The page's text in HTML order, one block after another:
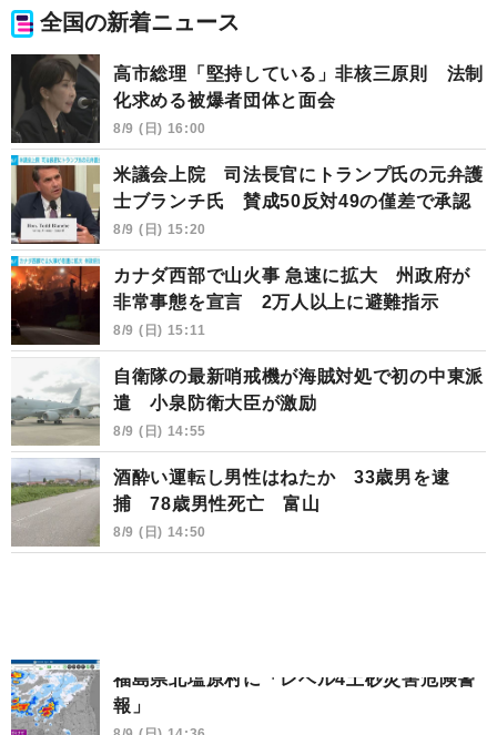
全国の新着ニュース
高市総理「堅持している」非核三原則 法制
化求める被爆者団体と面会
8/9 (日) 16:00
米議会上院 司法長官にトランプ氏の元弁護
士ブランチ氏 賛成50反対49の僅差で承認
8/9 (日) 15:20
カナダ西部で山火事 急速に拡大 州政府が
非常事態を宣言 2万人以上に避難指示
8/9 (日) 15:11
自衛隊の最新哨戒機が海賊対処で初の中東派
遣 小泉防衛大臣が激励
8/9 (日) 14:55
酒酔い運転し男性はねたか 33歳男を逮
捕 78歳男性死亡 富山
8/9 (日) 14:50
福島県北塩原村に「レベル4土砂災害危険警
報」